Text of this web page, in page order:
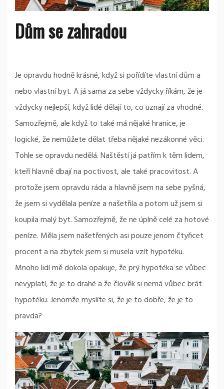
Dům se zahradou
Je opravdu hodně krásné, když si pořídíte vlastní dům a
nebo vlastní byt. A já sama za sebe vždycky říkám, že je
vždycky nejlepší, když lidé dělají to, co uznají za vhodné.
Samozřejmě, ale když to také má nějaké hranice, je
logické, že nemůžete dělat třeba nějaké nezákonné věci.
Tohle se opravdu nedělá. Naštěstí já patřím k těm lidem,
kteří hlavně dbají na poctivost, ale také pracovitost. A
protože jsem opravdu ráda a hlavně jsem na sebe pyšná,
že jsem si vydělala peníze a našetřila a potom už jsem si
koupila malý byt. Samozřejmě, že ne úplně celé za hotové
peníze. Měla jsem našetřených asi pouze jenom čtyřicet
procent a na zbytek jsem si musela vzít hypotéku.
Mnoho lidí mě dokola opakuje, že prý hypotéka se vůbec
nevyplatí, že je to drahé a že člověk si nemá vůbec brát
hypotéku. Jenomže myslíte si, že je to dobře, že je to
pravda?